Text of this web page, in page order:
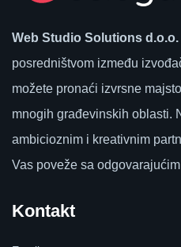
Web Studio Solutions d.o.o.
posredništvom između
možete pronaći izvrsne
mnogih građevinskih oblasti.
ambicioznim i kreativnim
Vas poveže sa
Kontakt